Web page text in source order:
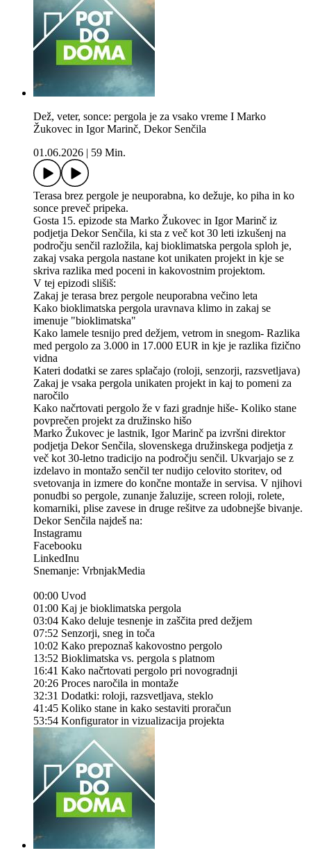
Dež, veter, sonce: pergola je za vsako vreme I Marko
Žukovec in Igor Marinč, Dekor Senčila
01.06.2026
59 Min.
Terasa brez pergole je neuporabna, ko dežuje, ko piha in ko
sonce preveč pripeka.
Gosta 15. epizode sta Marko Žukovec in Igor Marinč iz
podjetja Dekor Senčila, ki sta z več kot 30 leti izkušenj na
področju senčil razložila, kaj bioklimatska pergola sploh je,
zakaj vsaka pergola nastane kot unikaten projekt in kje se
skriva razlika med poceni in kakovostnim projektom.
V tej epizodi slišiš:
Zakaj je terasa brez pergole neuporabna večino leta
Kako bioklimatska pergola uravnava klimo in zakaj se
imenuje "bioklimatska"
Kako lamele tesnijo pred dežjem, vetrom in snegom- Razlika
med pergolo za 3.000 in 17.000 EUR in kje je razlika fizično
vidna
Kateri dodatki se zares splačajo (roloji, senzorji, razsvetljava)
Zakaj je vsaka pergola unikaten projekt in kaj to pomeni za
naročilo
Kako načrtovati pergolo že v fazi gradnje hiše- Koliko stane
povprečen projekt za družinsko hišo
Marko Žukovec je lastnik, Igor Marinč pa izvršni direktor
podjetja Dekor Senčila, slovenskega družinskega podjetja z
več kot 30-letno tradicijo na področju senčil. Ukvarjajo se z
izdelavo in montažo senčil ter nudijo celovito storitev, od
svetovanja in izmere do končne montaže in servisa. V njihovi
ponudbi so pergole, zunanje žaluzije, screen roloji, rolete,
komarniki, plise zavese in druge rešitve za udobnejše bivanje.
Dekor Senčila najdeš na:
Instagramu
Facebooku
LinkedInu
Snemanje: VrbnjakMedia
00:00 Uvod
01:00 Kaj je bioklimatska pergola
03:04 Kako deluje tesnenje in zaščita pred dežjem
07:52 Senzorji, sneg in toča
10:02 Kako prepoznaš kakovostno pergolo
13:52 Bioklimatska vs. pergola s platnom
16:41 Kako načrtovati pergolo pri novogradnji
20:26 Proces naročila in montaže
32:31 Dodatki: roloji, razsvetljava, steklo
41:45 Koliko stane in kako sestaviti proračun
53:54 Konfigurator in vizualizacija projekta